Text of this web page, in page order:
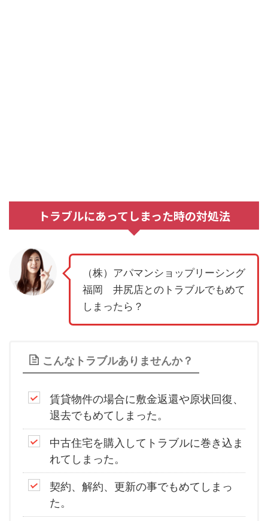
トラブルにあってしまった時の対処法
（株）アパマンショップリーシング
福岡 井尻店とのトラブルでもめて
しまったら？
こんなトラブルありませんか？
賃貸物件の場合に敷金返還や原状回復、
退去でもめてしまった。
中古住宅を購入してトラブルに巻き込ま
れてしまった。
契約、解約、更新の事でもめてしまっ
た。